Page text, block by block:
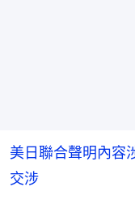
美日聯合聲明內
交涉